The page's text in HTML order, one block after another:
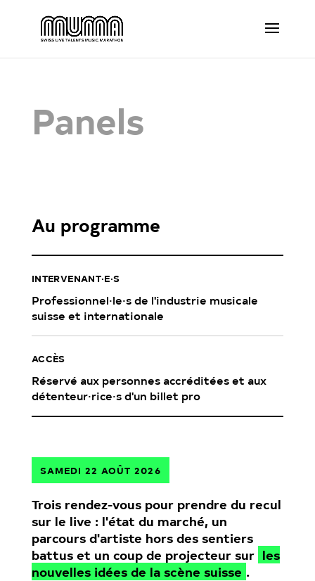
Panels
Au programme
INTERVENANT·E·S
Professionnel·le·s de l'industrie musicale
suisse et internationale
ACCÈS
Réservé aux personnes accréditées et aux
détenteur·rice·s d'un billet pro
SAMEDI 22 AOÛT 2026
Trois rendez-vous pour prendre du recul
sur le live : l'état du marché, un
parcours d'artiste hors des sentiers
battus et un coup de projecteur sur les
nouvelles idées de la scène suisse .